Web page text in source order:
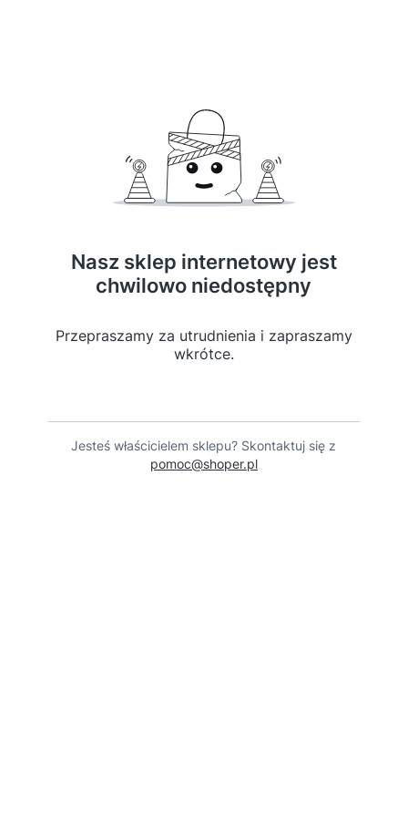
Nasz sklep internetowy jest
chwilowo niedostępny
Przepraszamy za utrudnienia i zapraszamy
wkrótce.
Jesteś właścicielem sklepu? Skontaktuj się z
pomoc@shoper.pl